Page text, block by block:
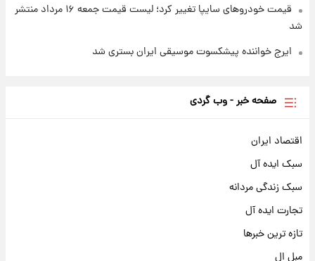
قیمت خودروهای سایپا تغییر کرد؛ لیست قیمت جمعه ۱۶ مرداد منتشر
شد
ایرج خواننده پیشکسوت موسیقی ایران بستری شد
صفحه خبر - وب گردی
اقتصاد ایران
سبک ایده آل
سبک زندگی مردانه
تجارت ایده آل
تازه ترین خبرها
مبل ال